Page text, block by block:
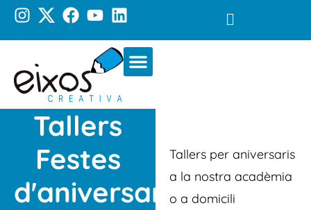
Tallers
Festes
d'aniversari
Tallers per aniversaris
a la nostra acadèmia
o a domicili